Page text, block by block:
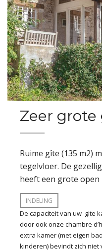
Zeer grote
Ruime gîte (135 m2)
tegelvloer. De
heeft een grote open
INDELING
De capaciteit van uw gite
door ook onze chambre
extra kamer (met eigen
kinderen) bevindt zich niet